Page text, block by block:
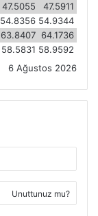
47.5911
47.5055
54.9344
54.8356
64.1736
63.8407
58.9592
58.5831
6 Ağustos 2026
Unuttunuz mu?